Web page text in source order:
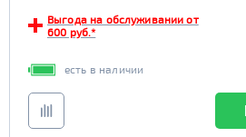
Выгода на обслуживании от
600 руб.*
есть в наличии